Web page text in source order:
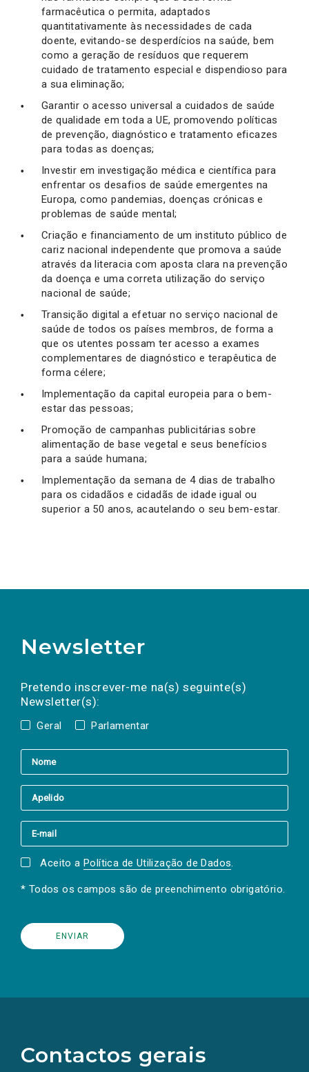
farmacêutica o permita, adaptados
quantitativamente às necessidades de cada
doente, evitando-se desperdícios na saúde, bem
como a geração de resíduos que requerem
cuidado de tratamento especial e dispendioso para
a sua eliminação;
Garantir o acesso universal a cuidados de saúde
de qualidade em toda a UE, promovendo políticas
de prevenção, diagnóstico e tratamento eficazes
para todas as doenças;
Investir em investigação médica e científica para
enfrentar os desafios de saúde emergentes na
Europa, como pandemias, doenças crónicas e
problemas de saúde mental;
Criação e financiamento de um instituto público de
cariz nacional independente que promova a saúde
através da literacia com aposta clara na prevenção
da doença e uma correta utilização do serviço
nacional de saúde;
Transição digital a efetuar no serviço nacional de
saúde de todos os países membros, de forma a
que os utentes possam ter acesso a exames
complementares de diagnóstico e terapêutica de
forma célere;
Implementação da capital europeia para o bem-
estar das pessoas;
Promoção de campanhas publicitárias sobre
alimentação de base vegetal e seus benefícios
para a saúde humana;
Implementação da semana de 4 dias de trabalho
para os cidadãos e cidadãs de idade igual ou
superior a 50 anos, acautelando o seu bem-estar.
Newsletter
Pretendo inscrever-me na(s) seguinte(s)
Newsletter(s):
Geral Parlamentar
a(s) newsletter(s).
mail
Aceito a Política de Utilização de Dados.
* Todos os campos são de preenchimento obrigatório.
Contactos gerais
redes
sociais